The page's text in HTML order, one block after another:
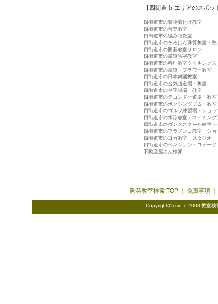
【四街道市 エリアのスポッ
四街道市の着物着付け教室
四街道市の音楽教室
四街道市の編み物教室
四街道市のそろばん珠算教室・塾
四街道市の囲碁教室サロン
四街道市の書道習字教室
四街道市の料理教室クッキングス
四街道市の華道・フラワー教室
四街道市の日本舞踊教室
四街道市の合気道道場・教室
四街道市の空手道場・教室
四街道市のテコンドー道場・教室
四街道市のボクシングジム・教室
四街道市のゴルフ練習場・ショッ
四街道市の水泳教室・スイミング
四街道市のダンススクール教室・
四街道市のフラメンコ教室・ショ
四街道市のヨガ教室・スタジオ
四街道市のペンション・コテージ
不動産屋さん検索
陶芸教室検索TOP ｜ 免責事項
Copyright(C) since 2008 教室検